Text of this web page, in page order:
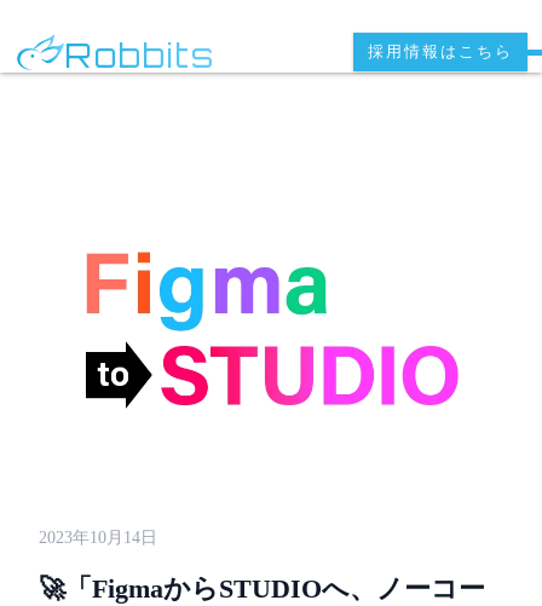
Robbits 採用情報はこちら
2023年10月14日
🚀「FigmaからSTUDIOへ、ノーコー